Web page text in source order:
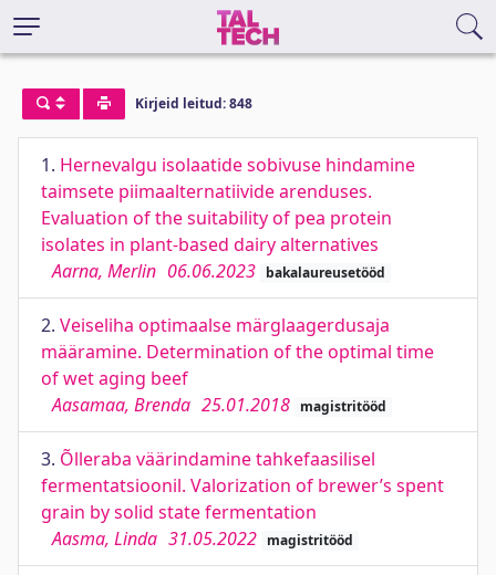
Kirjeid leitud: 848
1. Hernevalgu isolaatide sobivuse hindamine
taimsete piimaalternatiivide arenduses.
Evaluation of the suitability of pea protein
isolates in plant-based dairy alternatives
Aarna, Merlin 06.06.2023 bakalaureusetööd
2. Veiseliha optimaalse märglaagerdusaja
määramine. Determination of the optimal time
of wet aging beef
Aasamaa, Brenda 25.01.2018 magistritööd
3. Õlleraba väärindamine tahkefaasilisel
fermentatsioonil. Valorization of brewer’s spent
grain by solid state fermentation
Aasma, Linda 31.05.2022 magistritööd